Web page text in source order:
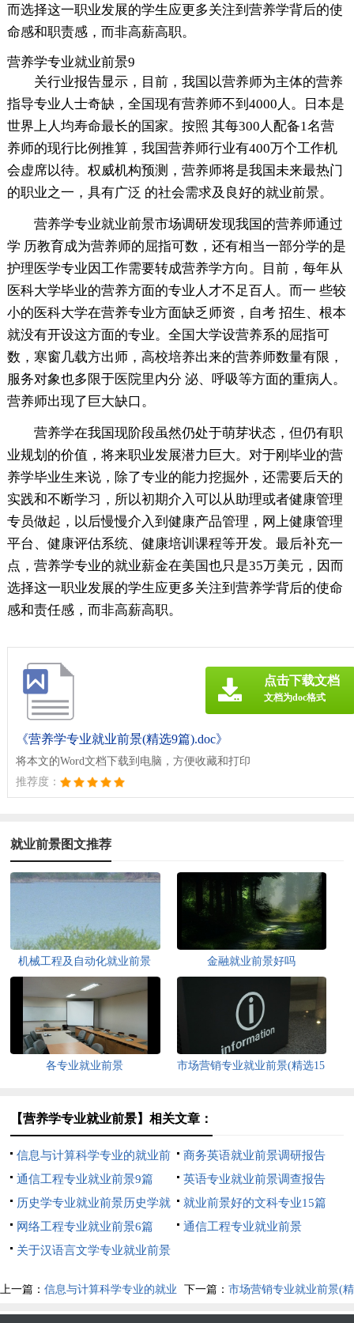
而选择这一职业发展的学生应更多关注到营养学背后的使
命感和职责感，而非高薪高职。
营养学专业就业前景9
关行业报告显示，目前，我国以营养师为主体的营养
指导专业人士奇缺，全国现有营养师不到4000人。日本是
世界上人均寿命最长的国家。按照 其每300人配备1名营
养师的现行比例推算，我国营养师行业有400万个工作机
会虚席以待。权威机构预测，营养师将是我国未来最热门
的职业之一，具有广泛 的社会需求及良好的就业前景。
营养学专业就业前景市场调研发现我国的营养师通过
学 历教育成为营养师的屈指可数，还有相当一部分学的是
护理医学专业因工作需要转成营养学方向。目前，每年从
医科大学毕业的营养方面的专业人才不足百人。而一 些较
小的医科大学在营养专业方面缺乏师资，自考 招生、根本
就没有开设这方面的专业。全国大学设营养系的屈指可
数，寒窗几载方出师，高校培养出来的营养师数量有限，
服务对象也多限于医院里内分 泌、呼吸等方面的重病人。
营养师出现了巨大缺口。
营养学在我国现阶段虽然仍处于萌芽状态，但仍有职
业规划的价值，将来职业发展潜力巨大。对于刚毕业的营
养学毕业生来说，除了专业的能力挖掘外，还需要后天的
实践和不断学习，所以初期介入可以从助理或者健康管理
专员做起，以后慢慢介入到健康产品管理，网上健康管理
平台、健康评估系统、健康培训课程等开发。最后补充一
点，营养学专业的就业薪金在美国也只是35万美元，因而
选择这一职业发展的学生应更多关注到营养学背后的使命
感和责任感，而非高薪高职。
《营养学专业就业前景(精选9篇).doc》
将本文的Word文档下载到电脑，方便收藏和打印
推荐度：
点击下载文档
文档为doc格式
就业前景图文推荐
机械工程及自动化就业前景 金融就业前景好吗
各专业就业前景
市场营销专业就业前景(精选15
【营养学专业就业前景】相关文章：
信息与计算科学专业的就业前
景
商务英语就业前景调研报告
通信工程专业就业前景9篇
英语专业就业前景调查报告
历史学专业就业前景历史学就
业方向
就业前景好的文科专业15篇
网络工程专业就业前景6篇
通信工程专业就业前景
关于汉语言文学专业就业前景
上一篇： 信息与计算科学专业的就业
前景
下一篇： 市场营销专业就业前景(精
选15篇)